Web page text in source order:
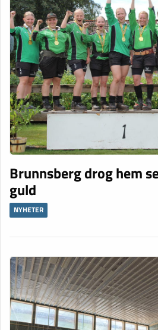
Brunnsberg drog hem
guld
NYHETER